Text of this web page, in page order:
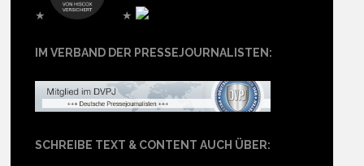
★ ★
IM VERBAND DER PRESSEJOURNALISTEN:
SCHREIBE TEXT & CONTENT AUCH ÜBER: